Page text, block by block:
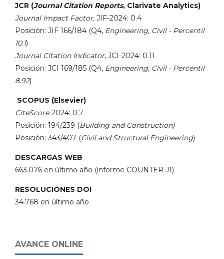
JCR (Journal Citation Reports, Clarivate Analytics)
Journal Impact Factor, JIF-2024: 0.4
Posición: JIF 166/184 (Q4, Engineering, Civil - Percentil
10.1)
Journal Citation Indicator, JCI-2024: 0.11
Posición: JCI 169/185 (Q4, Engineering, Civil - Percentil
8.92)
SCOPUS (Elsevier)
CiteScore-2024: 0.7
Posición: 194/239 (Building and Construction)
Posición: 343/407 (Civil and Structural Engineering)
DESCARGAS WEB
663.076 en último año (informe COUNTER J1)
RESOLUCIONES DOI
34.768 en último año
AVANCE ONLINE